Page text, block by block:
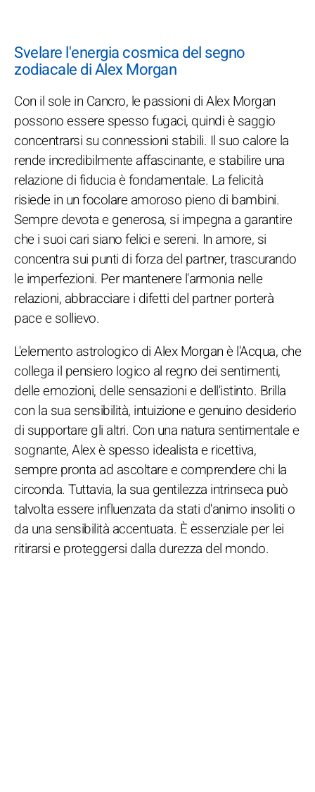
Svelare l'energia cosmica del segno
zodiacale di Alex Morgan
Con il sole in Cancro, le passioni di Alex Morgan
possono essere spesso fugaci, quindi è saggio
concentrarsi su connessioni stabili. Il suo calore la
rende incredibilmente affascinante, e stabilire una
relazione di fiducia è fondamentale. La felicità
risiede in un focolare amoroso pieno di bambini.
Sempre devota e generosa, si impegna a garantire
che i suoi cari siano felici e sereni. In amore, si
concentra sui punti di forza del partner, trascurando
le imperfezioni. Per mantenere l'armonia nelle
relazioni, abbracciare i difetti del partner porterà
pace e sollievo.
L'elemento astrologico di Alex Morgan è l'Acqua, che
collega il pensiero logico al regno dei sentimenti,
delle emozioni, delle sensazioni e dell'istinto. Brilla
con la sua sensibilità, intuizione e genuino desiderio
di supportare gli altri. Con una natura sentimentale e
sognante, Alex è spesso idealista e ricettiva,
sempre pronta ad ascoltare e comprendere chi la
circonda. Tuttavia, la sua gentilezza intrinseca può
talvolta essere influenzata da stati d'animo insoliti o
da una sensibilità accentuata. È essenziale per lei
ritirarsi e proteggersi dalla durezza del mondo.